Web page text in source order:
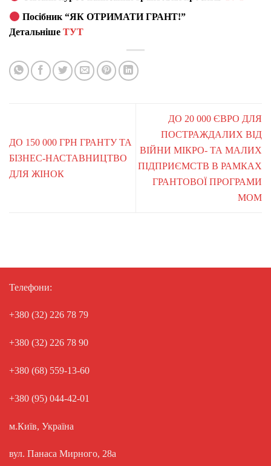
Посібник “ЯК ОТРИМАТИ ГРАНТ!”
Детальніше ТУТ
ДО 150 000 ГРН ГРАНТУ ТА
БІЗНЕС-НАСТАВНИЦТВО
ДЛЯ ЖІНОК
ДО 20 000 ЄВРО ДЛЯ
ПОСТРАЖДАЛИХ ВІД
ВІЙНИ МІКРО- ТА МАЛИХ
ПІДПРИЄМСТВ В РАМКАХ
ГРАНТОВОЇ ПРОГРАМИ
МОМ
Телефони:
+380 (32) 226 78 79
+380 (32) 226 78 90
+380 (68) 559-13-60
+380 (95) 044-42-01
м.Київ, Україна
вул. Панаса Мирного, 28а